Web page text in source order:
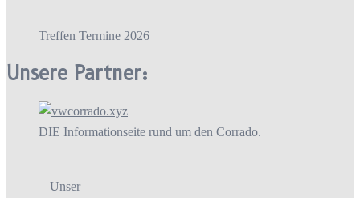
Treffen Termine 2026
Unsere Partner:
DIE Informationseite rund um den Corrado.
Unser